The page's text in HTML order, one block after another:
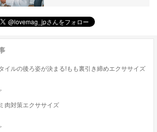
イルの後ろ姿が決まる!もも裏引き締めエクササイズ
肉対策エクササイズ